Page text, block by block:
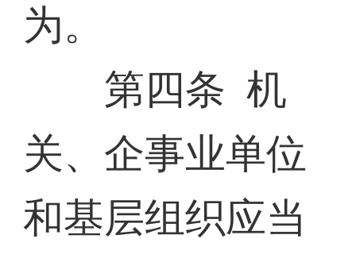
为。
第四条 机
关、企事业单位
和基层组织应当